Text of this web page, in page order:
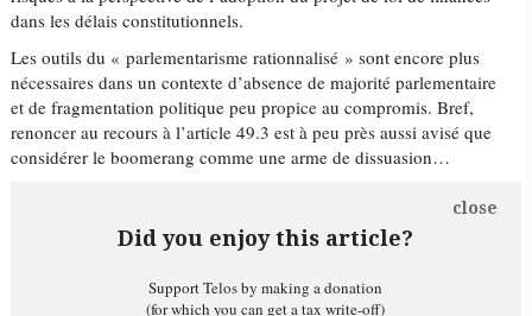
dans les délais constitutionnels.
Les outils du « parlementarisme rationnalisé » sont encore plus
nécessaires dans un contexte d’absence de majorité parlementaire
et de fragmentation politique peu propice au compromis. Bref,
renoncer au recours à l’article 49.3 est à peu près aussi avisé que
considérer le boomerang comme une arme de dissuasion…
Did you enjoy this article?
close
Support Telos by making a donation
(for which you can get a tax write-off)